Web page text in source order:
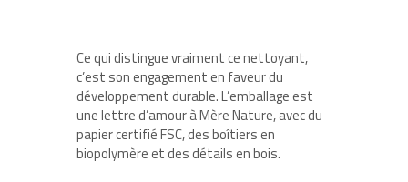
Ce qui distingue vraiment ce nettoyant,
c’est son engagement en faveur du
développement durable. L’emballage est
une lettre d’amour à Mère Nature, avec du
papier certifié FSC, des boîtiers en
biopolymère et des détails en bois.